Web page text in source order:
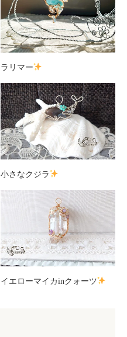
ラリマー
小さなクジラ
イエローマイカinクォーツ